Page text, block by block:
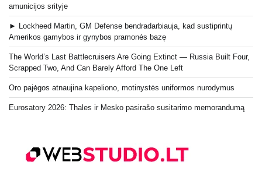
amunicijos srityje
► Lockheed Martin, GM Defense bendradarbiauja, kad sustiprintų
Amerikos gamybos ir gynybos pramonės bazę
The World’s Last Battlecruisers Are Going Extinct — Russia Built Four,
Scrapped Two, And Can Barely Afford The One Left
Oro pajėgos atnaujina kapeliono, motinystės uniformos nurodymus
Eurosatory 2026: Thales ir Mesko pasirašo susitarimo memorandumą